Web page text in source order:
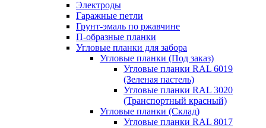
Электроды
Гаражные петли
Грунт-эмаль по ржавчине
П-образные планки
Угловые планки для забора
Угловые планки (Под заказ)
Угловые планки RAL 6019
(Зеленая пастель)
Угловые планки RAL 3020
(Транспортный красный)
Угловые планки (Склад)
Угловые планки RAL 8017